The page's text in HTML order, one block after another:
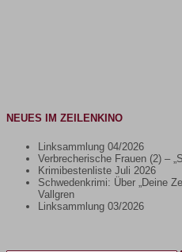
NEUES IM ZEILENKINO
Linksammlung 04/2026
Verbrecherische Frauen (2) –
Krimibestenliste Juli 2026
Schwedenkrimi: Über „Deine
Vallgren
Linksammlung 03/2026
Gib deine E-Mail-Adresse ein ...